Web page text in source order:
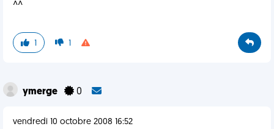
^^
1 1
ymerge 0
vendredi 10 octobre 2008 16:52